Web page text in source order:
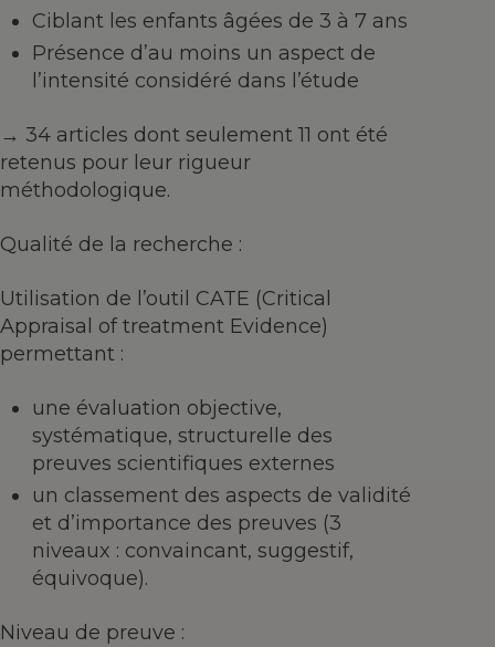
Ciblant les enfants âgées de 3 à 7 ans
Présence d’au moins un aspect de
l’intensité considéré dans l’étude
→ 34 articles dont seulement 11 ont été
retenus pour leur rigueur
méthodologique.
Qualité de la recherche :
Utilisation de l’outil CATE (Critical
Appraisal of treatment Evidence)
permettant :
une évaluation objective,
systématique, structurelle des
preuves scientifiques externes
un classement des aspects de validité
et d’importance des preuves (3
niveaux : convaincant, suggestif,
équivoque).
Niveau de preuve :